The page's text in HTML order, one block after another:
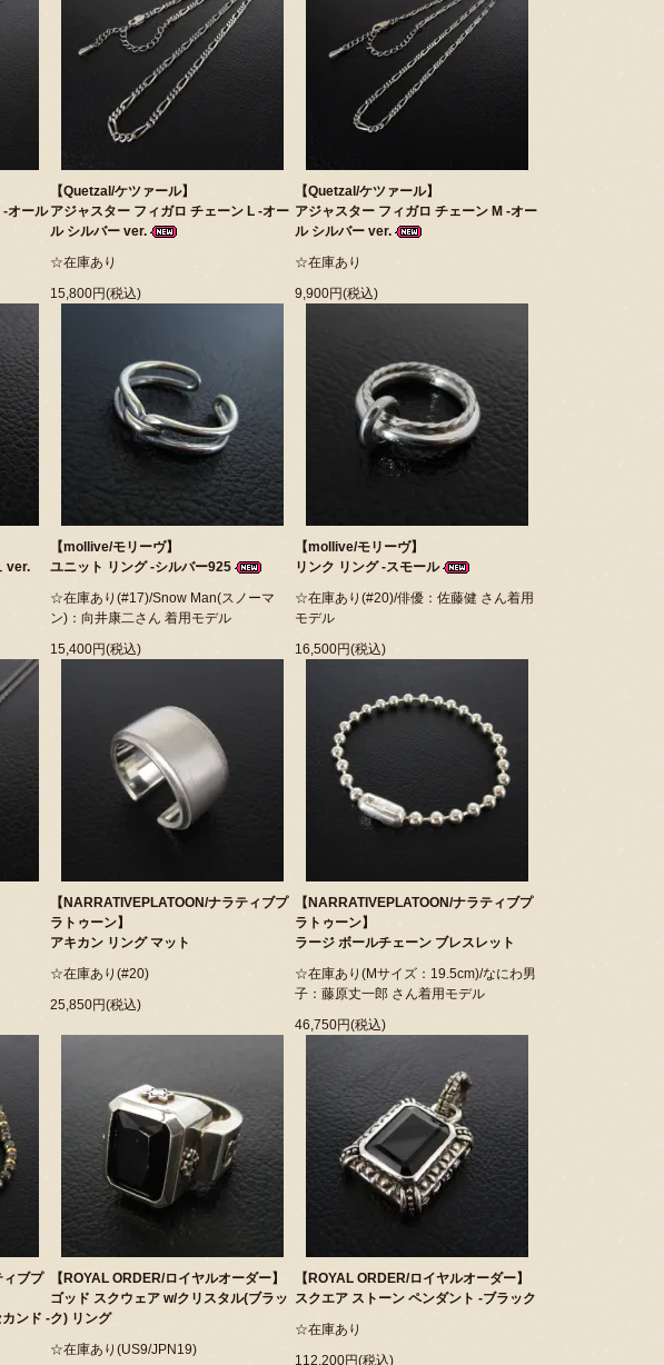
-オール
【Quetzal/ケツァール】
アジャスター フィガロ チェーン L -オー
ル シルバー ver.
☆在庫あり
15,800円(税込)
【Quetzal/ケツァール】
アジャスター フィガロ チェーン M -オー
ル シルバー ver.
☆在庫あり
9,900円(税込)
ver.
【mollive/モリーヴ】
ユニット リング -シルバー925
☆在庫あり(#17)/Snow Man(スノーマ
ン)：向井康二さん 着用モデル
15,400円(税込)
【mollive/モリーヴ】
リンク リング -スモール
☆在庫あり(#20)/俳優：佐藤健 さん着用
モデル
16,500円(税込)
【NARRATIVEPLATOON/ナラティブプ
ラトゥーン】
アキカン リング マット
☆在庫あり(#20)
25,850円(税込)
【NARRATIVEPLATOON/ナラティブプ
ラトゥーン】
ラージ ボールチェーン ブレスレット
☆在庫あり(Mサイズ：19.5cm)/なにわ男
子：藤原丈一郎 さん着用モデル
46,750円(税込)
ィブプ
ンド -
【ROYAL ORDER/ロイヤルオーダー】
ゴッド スクウェア w/クリスタル(ブラッ
ク) リング
☆在庫あり(US9/JPN19)
【ROYAL ORDER/ロイヤルオーダー】
スクエア ストーン ペンダント -ブラック
☆在庫あり
112,200円(税込)